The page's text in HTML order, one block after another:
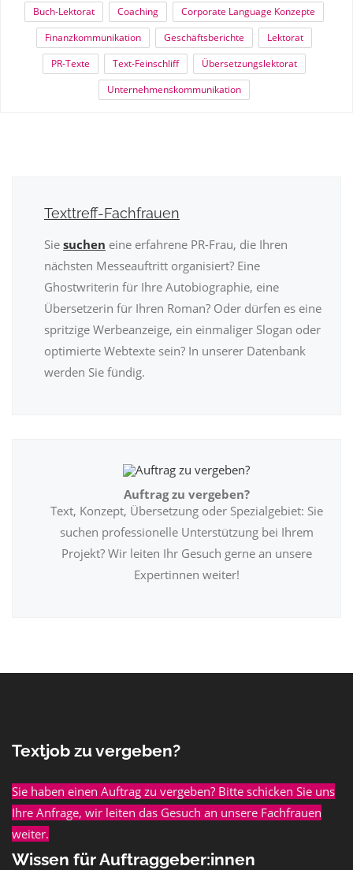
Buch-Lektorat Coaching
Corporate Language Konzepte
Finanzkommunikation
Geschäftsberichte
Lektorat
PR-Texte
Text-Feinschliff
Übersetzungslektorat
Unternehmenskommunikation
Texttreff-Fachfrauen
Sie suchen eine erfahrene PR-Frau, die Ihren
nächsten Messeauftritt organisiert? Eine
Ghostwriterin für Ihre Autobiographie, eine
Übersetzerin für Ihren Roman? Oder dürfen es eine
spritzige Werbeanzeige, ein einmaliger Slogan oder
optimierte Webtexte sein? In unserer Datenbank
werden Sie fündig.
Auftrag zu vergeben?
Text, Konzept, Übersetzung oder Spezialgebiet: Sie
suchen professionelle Unterstützung bei Ihrem
Projekt? Wir leiten Ihr Gesuch gerne an unsere
Expertinnen weiter!
Textjob zu vergeben?
Sie haben einen Auftrag zu vergeben? Bitte schicken Sie uns
Ihre Anfrage, wir leiten das Gesuch an unsere Fachfrauen
weiter.
Wissen für Auftraggeber:innen